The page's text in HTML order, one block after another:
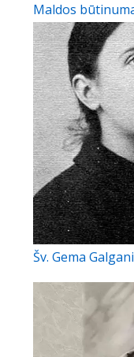
Maldos
Šv. Gema